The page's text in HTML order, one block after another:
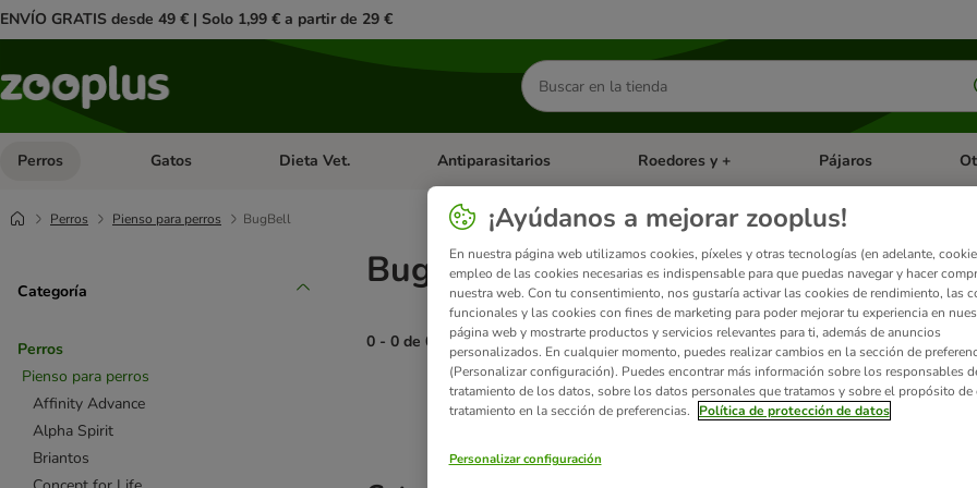
ENVÍO GRATIS desde 49 € | Solo 1,99 € a partir de 29 €
Buscar
productos
Perros Menú de categoria abierto: Perros
Gatos Menú de categoria abierto: Gatos
Dieta Vet. Menú de categoria abierto: Dieta Vet.
Antiparasitarios Menú de categoria abierto: Antiparasitarios
Roedores y + Menú de categoria
Pájaros
Perros Pienso para perros BugBell
Categoría
Perros
Pienso para perros
Affinity Advance
Alpha Spirit
Briantos
BugBell pienso para perros
0 - 0 de 0 resultados
product items have been changed
¡Ayúdanos a mejorar zooplus!
En nuestra página web utilizamos cookies, píxeles y otras tecnologías (en adelante,
empleo de las cookies necesarias es indispensable para que puedas navegar y hacer
nuestra web. Con tu consentimiento, nos gustaría activar las cookies de rendimiento, las
funcionales y las cookies con fines de marketing para poder mejorar tu experiencia en
página web y mostrarte productos y servicios relevantes para ti, además de anuncios
personalizados. En cualquier momento, puedes realizar cambios en la sección de
(Personalizar configuración). Puedes encontrar más información sobre los responsables
tratamiento de los datos, sobre los datos personales que tratamos y sobre el propósito de
tratamiento en la sección de preferencias.
Política de protección de datos
Personalizar configuración